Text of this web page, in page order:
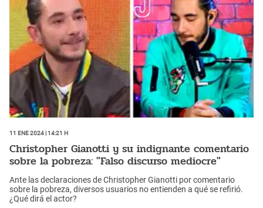
11 Ene 2024 | 14:21 h
Christopher Gianotti y su indignante comentario
sobre la pobreza: "Falso discurso mediocre"
Ante las declaraciones de Christopher Gianotti por comentario
sobre la pobreza, diversos usuarios no entienden a qué se refirió.
¿Qué dirá el actor?